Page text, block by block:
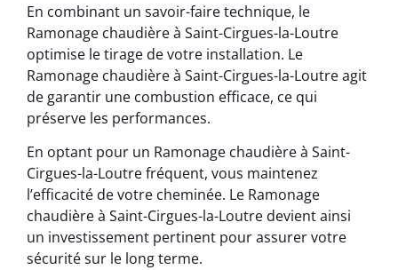
En combinant un savoir-faire technique, le
Ramonage chaudière à Saint-Cirgues-la-Loutre
optimise le tirage de votre installation. Le
Ramonage chaudière à Saint-Cirgues-la-Loutre agit
de garantir une combustion efficace, ce qui
préserve les performances.
En optant pour un Ramonage chaudière à Saint-
Cirgues-la-Loutre fréquent, vous maintenez
l’efficacité de votre cheminée. Le Ramonage
chaudière à Saint-Cirgues-la-Loutre devient ainsi
un investissement pertinent pour assurer votre
sécurité sur le long terme.